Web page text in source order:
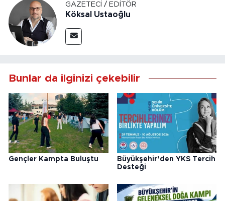
GAZETECI / EDITÖR
Köksal Ustaoğlu
Bunlar da ilginizi çekebilir
Gençler Kampta Buluştu
Büyükşehir’den YKS Tercih
Desteği